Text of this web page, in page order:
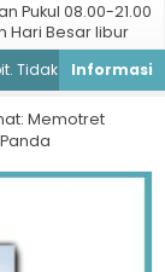
Pukul 08.00-21.00
Hari Besar libur
menjual buku
Memotret